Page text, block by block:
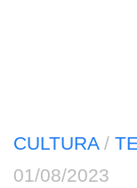
CULTURA/
01/08/2023